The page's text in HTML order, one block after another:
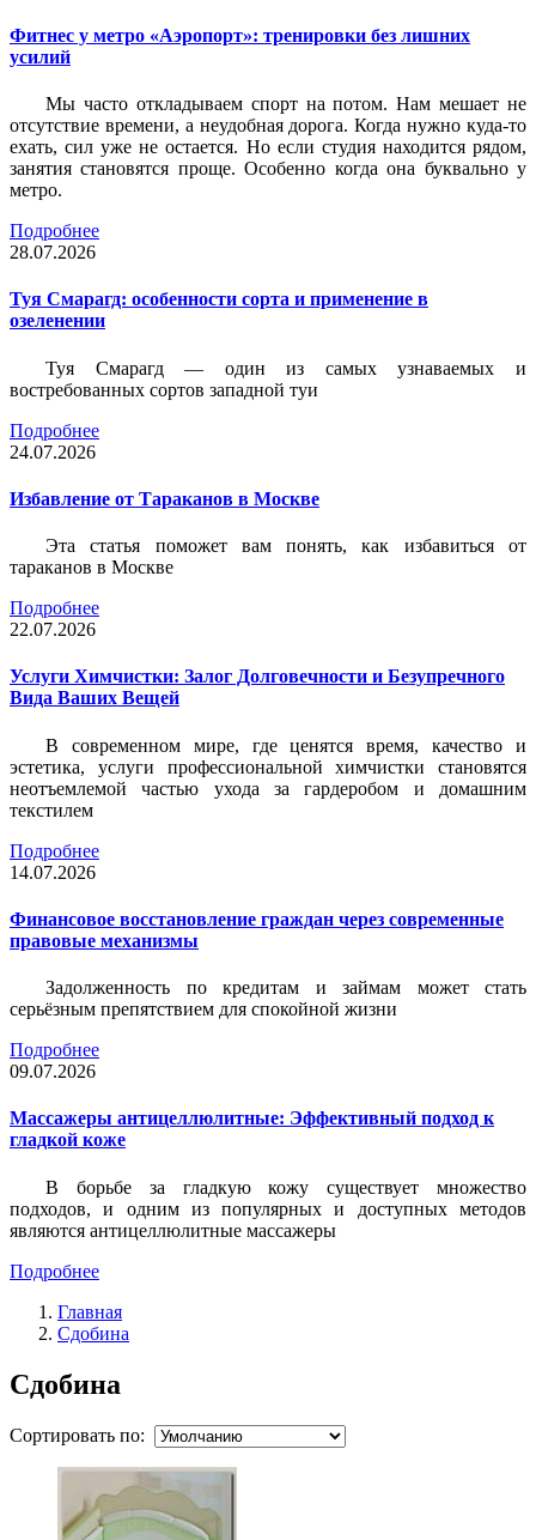
Фитнес у метро «Аэропорт»: тренировки без лишних
усилий
Мы часто откладываем спорт на потом. Нам мешает не
отсутствие времени, а неудобная дорога. Когда нужно куда-то
ехать, сил уже не остается. Но если студия находится рядом,
занятия становятся проще. Особенно когда она буквально у
метро.
Подробнее
28.07.2026
Туя Смарагд: особенности сорта и применение в
озеленении
Туя Смарагд — один из самых узнаваемых и
востребованных сортов западной туи
Подробнее
24.07.2026
Избавление от Тараканов в Москве
Эта статья поможет вам понять, как избавиться от
тараканов в Москве
Подробнее
22.07.2026
Услуги Химчистки: Залог Долговечности и Безупречного
Вида Ваших Вещей
В современном мире, где ценятся время, качество и
эстетика, услуги профессиональной химчистки становятся
неотъемлемой частью ухода за гардеробом и домашним
текстилем
Подробнее
14.07.2026
Финансовое восстановление граждан через современные
правовые механизмы
Задолженность по кредитам и займам может стать
серьёзным препятствием для спокойной жизни
Подробнее
09.07.2026
Массажеры антицеллюлитные: Эффективный подход к
гладкой коже
В борьбе за гладкую кожу существует множество
подходов, и одним из популярных и доступных методов
являются антицеллюлитные массажеры
Подробнее
Главная
Сдобина
Сдобина
Сортировать по: